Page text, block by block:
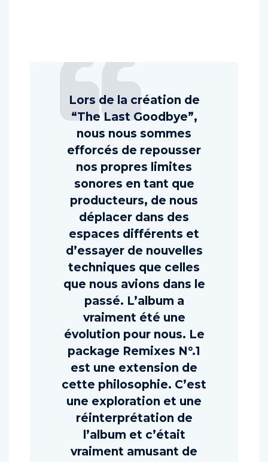
Lors de la création de
“The Last Goodbye”,
nous nous sommes
efforcés de repousser
nos propres limites
sonores en tant que
producteurs, de nous
déplacer dans des
espaces différents et
d’essayer de nouvelles
techniques que celles
que nous avions dans le
passé. L’album a
vraiment été une
évolution pour nous. Le
package Remixes N°.1
est une extension de
cette philosophie. C’est
une exploration et une
réinterprétation de
l’album et c’était